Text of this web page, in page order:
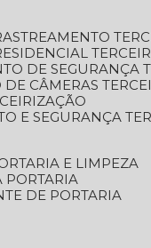
DE SEGURANÇA
CÂMERAS
E SEGURANÇA
E LIMPEZA
PORTARIA
DE PORTARIA